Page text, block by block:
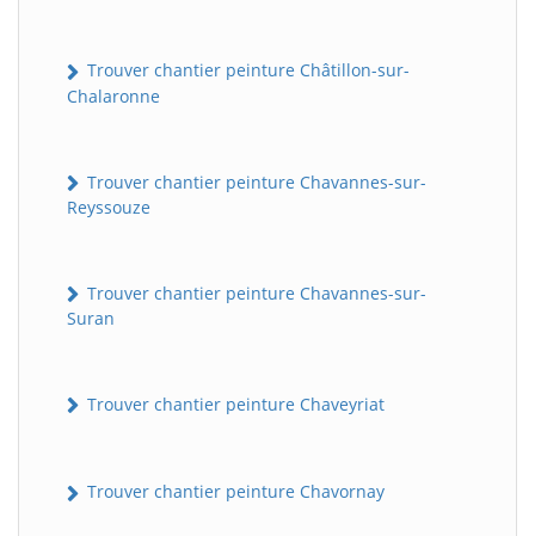
Trouver chantier peinture Châtillon-sur-
Chalaronne
Trouver chantier peinture Chavannes-sur-
Reyssouze
Trouver chantier peinture Chavannes-sur-
Suran
Trouver chantier peinture Chaveyriat
Trouver chantier peinture Chavornay